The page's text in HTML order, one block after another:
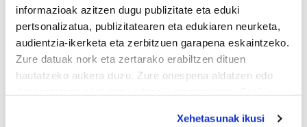
informazioak azitzen dugu publizitate eta eduki
pertsonalizatua, publizitatearen eta edukiaren neurketa,
audientzia-ikerketa eta zerbitzuen garapena eskaintzeko.
Zure datuak nork eta zertarako erabiltzen dituen
hautatzeko aukera duzu. Zure onespena aldatzen edo
Xehetasunak ikusi